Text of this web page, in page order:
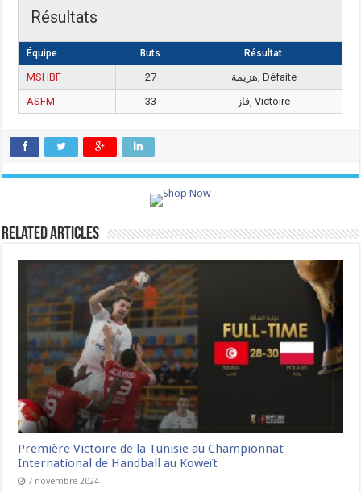
Résultats
Équipe Buts Résultat
MSHBF 27
هزيمة, Défaite
ASFM
33 فاز, Victoire
Related Articles
Première Victoire de la Tunisie au Championnat
International de Handball au Koweït
7 novembre 2024